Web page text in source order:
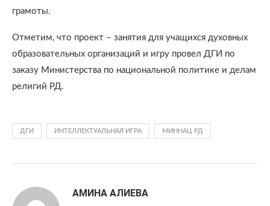
грамоты.
Отметим, что проект – занятия для учащихся духовных
образовательных организаций и игру провел ДГИ по
заказу Министерства по национальной политике и делам
религий РД.
ДГИ ИНТЕЛЛЕКТУАЛЬНАЯ ИГРА МИННАЦ РД
АМИНА АЛИЕВА